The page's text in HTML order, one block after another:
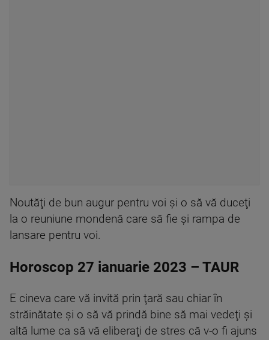
Noutăţi de bun augur pentru voi şi o să vă duceţi
la o reuniune mondenă care să fie şi rampa de
lansare pentru voi.
Horoscop 27 ianuarie 2023 – TAUR
E cineva care vă invită prin ţară sau chiar în
străinătate şi o să vă prindă bine să mai vedeţi şi
altă lume ca să vă eliberaţi de stres că v-o fi ajuns